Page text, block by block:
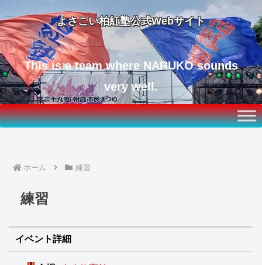
よさこい柏紅塾公式Webサイト
This is a team where NARUKO sounds
very well.
ホーム 練習
練習
イベント詳細